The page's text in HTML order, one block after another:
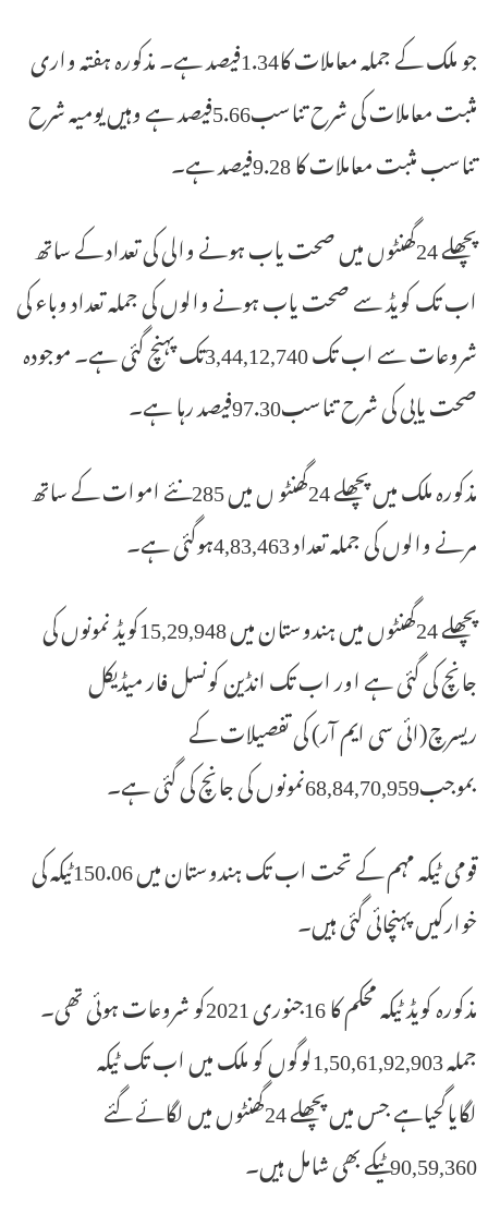
جو ملک کے جملہ معاملات کا1.34فیصد ہے۔ مذکورہ ہفتہ واری
مثبت معاملات کی شرح تناسب5.66فیصد ہے وہیں یومیہ شرح
تناسب مثبت معاملات کا 9.28فیصد ہے۔
پچھلے 24گھنٹوں میں صحت یاب ہونے والی کی تعداد کے ساتھ
اب تک کویڈ سے صحت یاب ہونے والوں کی جملہ تعداد وباء کی
شروعات سے اب تک 3,44,12,740تک پہنچ گئی ہے۔ موجودہ
صحت یابی کی شرح تناسب97.30فیصد رہا ہے۔
مذکورہ ملک میں پچھلے 24گھنٹو ں میں 285نئے اموات کے ساتھ
مرنے والوں کی جملہ تعداد 4,83,463ہوگئی ہے۔
پچھلے 24گھنٹوں میں ہندوستان میں 15,29,948کویڈ نمونوں کی
جانچ کی گئی ہے اور اب تک انڈین کونسل فار میڈیکل
ریسرچ(ائی سی ایم آر) کی تفصیلات کے
بموجب68,84,70,959نمونوں کی جانچ کی گئی ہے۔
قومی ٹیکہ مہم کے تحت اب تک ہندوستان میں 150.06ٹیکہ کی
خوارکیں پہنچائی گئی ہیں۔
مذکورہ کویڈ ٹیکہ محکم کا 16جنوری 2021کو شروعات ہوئی تھی۔
جملہ 1,50,61,92,903لوگوں کو ملک میں اب تک ٹیکہ
لگایاگحیاہے جس میں پچھلے 24گھنٹوں میں لگائے گئے
90,59,360ٹیکے بھی شامل ہیں۔